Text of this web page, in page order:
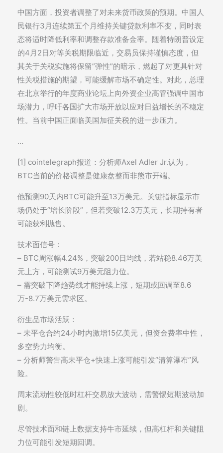
中国方面，投资者调整了对未来货币政策的预期。中国人
民银行3月连续第五个月维持关键贷款利率不变，同时表
态将适时降低利率和调整存款准备金率。随着特朗普设定
的4月2日对等关税期限临近，交易员保持谨慎态度，但
其关于关税实施将保留”弹性”的暗示，燃起了对更具针对
性关税措施的期望，可能缓解市场不确定性。对此，总理
在北京举行的年度商业论坛上向外资企业高管强调中国市
场潜力，呼吁各国扩大市场开放以应对日益增长的不稳定
性。当前中国正面临美国加征关税的进一步压力。
…
[1] cointelegraph报道：分析师Axel Adler Jr.认为，
BTC当前的价格调整是健康盘整而非熊市开端。
他预测90天内BTC可能升至13万美元。关键指标显示市
场仍处于“增长阶段”，但若突破12.3万美元，长期持有者
可能获利抛售。
技术面信号：
– BTC周涨幅4.24%，突破200日均线，若站稳8.46万美
元上方，可能测试9万美元阻力位。
– 需突破下降趋势线才能持续上涨，短期或回调至8.6
万-8.7万美元需求区。
衍生品市场活跃：
– 未平仓合约24小时内激增15亿美元，但资金费率中性，
多空势力均衡。
– 分析师警告高未平仓+快速上涨可能引发“清算瀑布”风
险。
周末流动性较低时杠杆交易放大波动，需警惕短期波动加
剧。
尽管技术面和链上数据支持牛市延续，但高杠杆和关键阻
力位可能引发短期回调。